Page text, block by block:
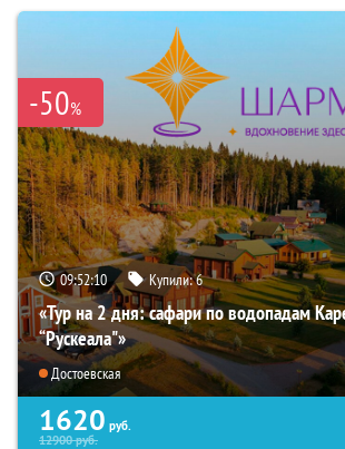
-50%
09:52:08 Купили:6
«Тур на 2 дня: сафари по водопадам
“Рускеала"»
Достоевская
1620 руб.
12900руб.